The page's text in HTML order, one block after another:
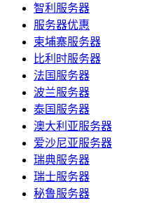
智利服务器
服务器优惠
柬埔寨服务器
比利时服务器
法国服务器
波兰服务器
泰国服务器
澳大利亚服务器
爱沙尼亚服务器
瑞典服务器
瑞士服务器
秘鲁服务器